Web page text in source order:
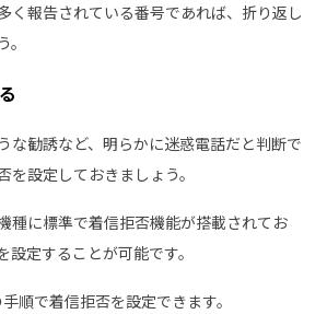
く報告されている番号であれば、折り返し
な勧誘など、明らかに迷惑電話だと判断で
を設定しておきましょう。
種に標準で着信拒否機能が搭載されてお
設定することが可能です。
順で着信拒否を設定できます。